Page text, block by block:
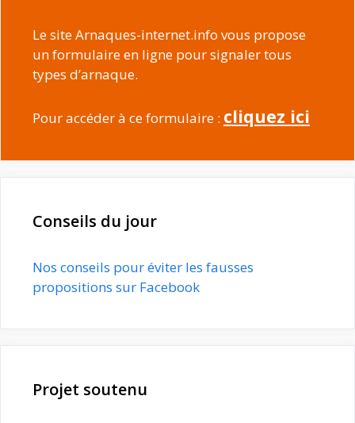
Le site Arnaques-internet.info vous propose
un formulaire en ligne pour signaler tous
types d’arnaque.
Pour accéder à ce formulaire : cliquez ici
Conseils du jour
Nos conseils pour éviter les fausses
propositions sur Facebook
Projet soutenu